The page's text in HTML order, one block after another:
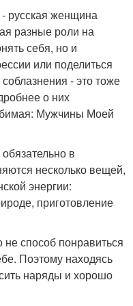
- русская женщина
разные роли на
себя, но и
или поделиться
- это тоже
о них
Мужчины Моей
в
несколько вещей,
энергии:
приготовление
не способ понравиться
Поэтому находясь
наряды и хорошо